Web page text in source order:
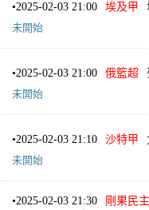
•2025-02-03 21:00 埃及甲
未開始
•2025-02-03 21:00 俄籃超
未開始
•2025-02-03 21:10 沙特甲
未開始
•2025-02-03 21:30
剛果民